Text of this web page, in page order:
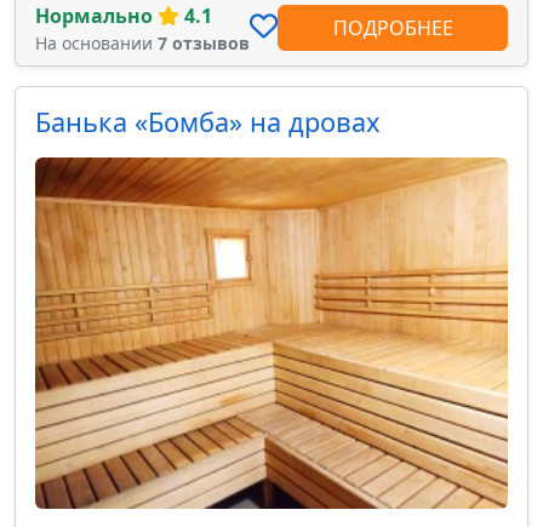
Нормально 4.1
На основании 7 отзывов
ПОДРОБНЕЕ
Банька «Бомба» на дровах